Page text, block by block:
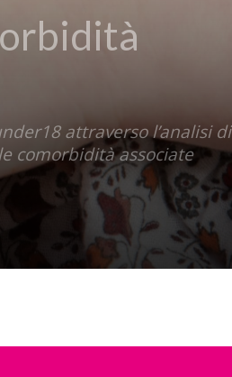
attraverso l’analisi di
comorbidità associate